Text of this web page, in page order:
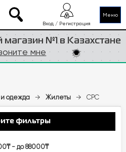
Меню
магазин №1 в Казахстане
Вход / Регистрация
мне
одежда → Жилеты → CPC
фильтры
- до 88000₸